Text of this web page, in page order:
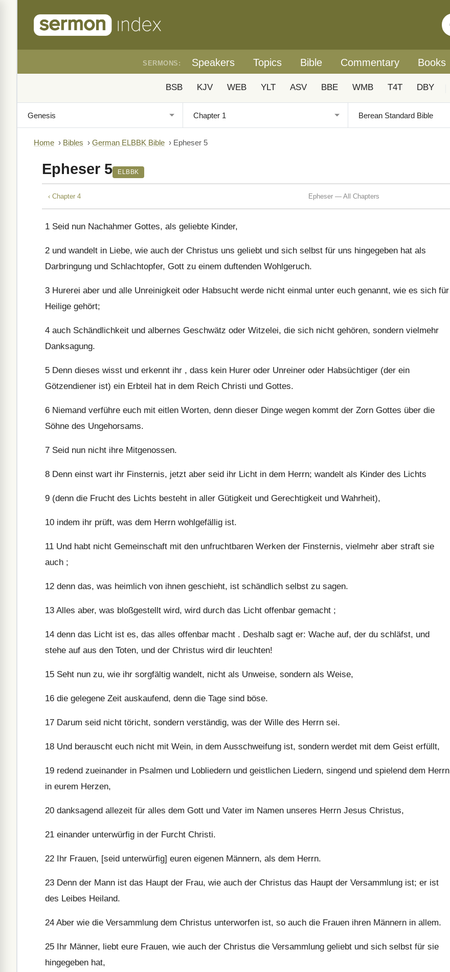
SERMONS: Speakers Topics Bible Commentary Books
BSB KJV WEB YLT ASV BBE WMB T4T DBY
Home › Bibles › German ELBBK Bible › Epheser 5
Epheser 5 ELBBK
‹ Chapter 4 Epheser — All Chapters
1 Seid nun Nachahmer Gottes, als geliebte Kinder,
2 und wandelt in Liebe, wie auch der Christus uns geliebt und sich selbst für uns hingegeben hat als
Darbringung und Schlachtopfer, Gott zu einem duftenden Wohlgeruch.
3 Hurerei aber und alle Unreinigkeit oder Habsucht werde nicht einmal unter euch genannt, wie es sich für
Heilige gehört;
4 auch Schändlichkeit und albernes Geschwätz oder Witzelei, die sich nicht gehören, sondern vielmehr
Danksagung.
5 Denn dieses wisst und erkennt ihr , dass kein Hurer oder Unreiner oder Habsüchtiger (der ein
Götzendiener ist) ein Erbteil hat in dem Reich Christi und Gottes.
6 Niemand verführe euch mit eitlen Worten, denn dieser Dinge wegen kommt der Zorn Gottes über die
Söhne des Ungehorsams.
7 Seid nun nicht ihre Mitgenossen.
8 Denn einst wart ihr Finsternis, jetzt aber seid ihr Licht in dem Herrn; wandelt als Kinder des Lichts
9 (denn die Frucht des Lichts besteht in aller Gütigkeit und Gerechtigkeit und Wahrheit),
10 indem ihr prüft, was dem Herrn wohlgefällig ist.
11 Und habt nicht Gemeinschaft mit den unfruchtbaren Werken der Finsternis, vielmehr aber straft sie
auch ;
12 denn das, was heimlich von ihnen geschieht, ist schändlich selbst zu sagen.
13 Alles aber, was bloßgestellt wird, wird durch das Licht offenbar gemacht ;
14 denn das Licht ist es, das alles offenbar macht . Deshalb sagt er: Wache auf, der du schläfst, und
stehe auf aus den Toten, und der Christus wird dir leuchten!
15 Seht nun zu, wie ihr sorgfältig wandelt, nicht als Unweise, sondern als Weise,
16 die gelegene Zeit auskaufend, denn die Tage sind böse.
17 Darum seid nicht töricht, sondern verständig, was der Wille des Herrn sei.
18 Und berauscht euch nicht mit Wein, in dem Ausschweifung ist, sondern werdet mit dem Geist erfüllt,
19 redend zueinander in Psalmen und Lobliedern und geistlichen Liedern, singend und spielend dem Herrn
in eurem Herzen,
20 danksagend allezeit für alles dem Gott und Vater im Namen unseres Herrn Jesus Christus,
21 einander unterwürfig in der Furcht Christi.
22 Ihr Frauen, [seid unterwürfig] euren eigenen Männern, als dem Herrn.
23 Denn der Mann ist das Haupt der Frau, wie auch der Christus das Haupt der Versammlung ist; er ist
des Leibes Heiland.
24 Aber wie die Versammlung dem Christus unterworfen ist, so auch die Frauen ihren Männern in allem.
25 Ihr Männer, liebt eure Frauen, wie auch der Christus die Versammlung geliebt und sich selbst für sie
hingegeben hat,